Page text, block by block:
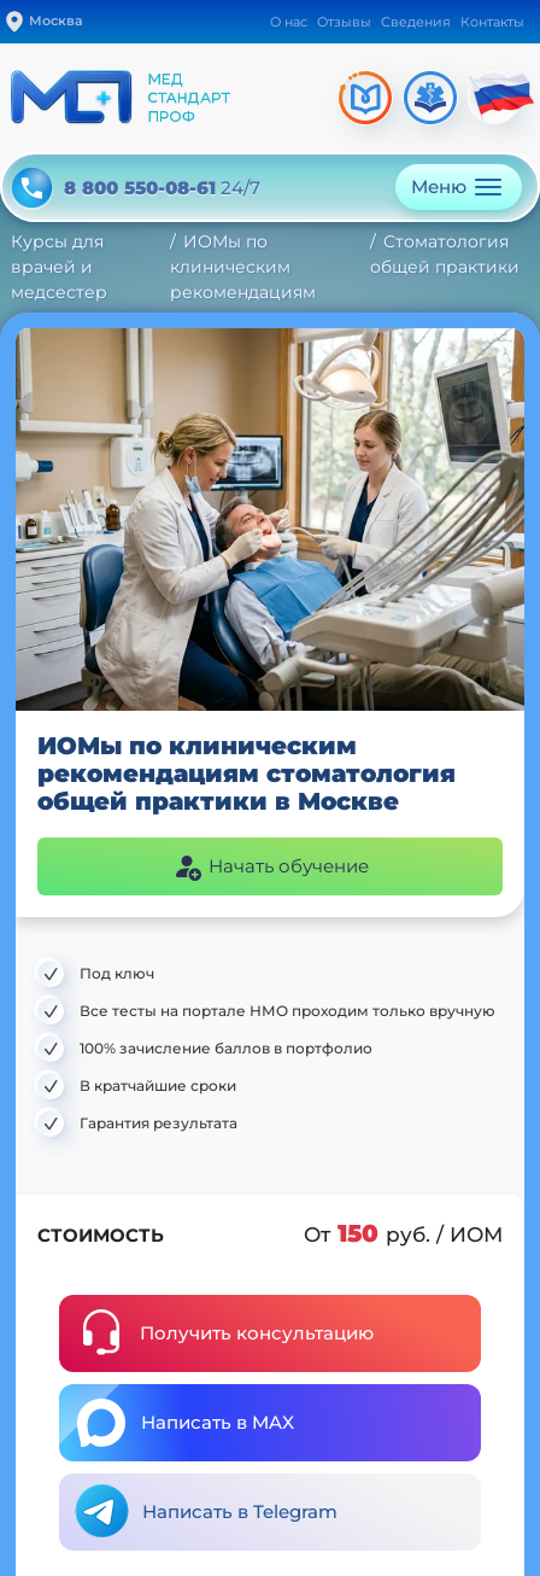
Москва О нас Отзывы Сведения Контакты
8 800 550-08-61 24/7 Меню
Курсы для
врачей и
медсестер
ИОМы по
клиническим
рекомендациям
Стоматология
общей практики
ИОМы по клиническим
рекомендациям стоматология
общей практики в Москве
Начать обучение
Под ключ
Все тесты на портале НМО проходим только вручную
100% зачисление баллов в портфолио
В кратчайшие сроки
Гарантия результата
СТОИМОСТЬ От 150 руб. / ИОМ
Получить консультацию
Написать в MAX
Написать в Telegram